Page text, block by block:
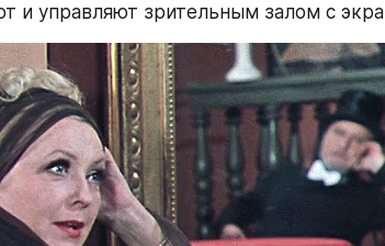
и управляют зрительным залом с